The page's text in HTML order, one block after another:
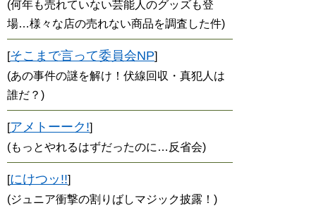
(何年も売れていない芸能人のグッズも登
場…様々な店の売れない商品を調査した件)
[そこまで言って委員会NP]
(あの事件の謎を解け！伏線回収・真犯人は
誰だ？)
[アメトーーク!]
(もっとやれるはずだったのに…反省会)
[にけつッ!!]
(ジュニア衝撃の割りばしマジック披露！)